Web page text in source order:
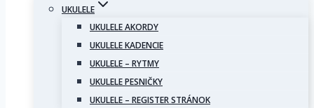
UKULELE
UKULELE AKORDY
UKULELE KADENCIE
UKULELE – RYTMY
UKULELE PESNIČKY
UKULELE – REGISTER STRÁNOK